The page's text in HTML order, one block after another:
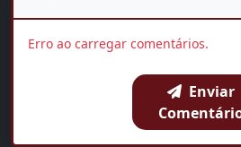
OUVIR
Erro ao carregar comentários.
Enviar